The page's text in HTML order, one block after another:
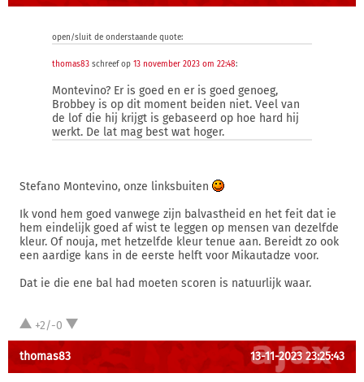
open/sluit de onderstaande quote:
thomas83 schreef op 13 november 2023 om 22:48:
Montevino? Er is goed en er is goed genoeg,
Brobbey is op dit moment beiden niet. Veel van
de lof die hij krijgt is gebaseerd op hoe hard hij
werkt. De lat mag best wat hoger.
Stefano Montevino, onze linksbuiten
Ik vond hem goed vanwege zijn balvastheid en het feit dat ie
hem eindelijk goed af wist te leggen op mensen van dezelfde
kleur. Of nouja, met hetzelfde kleur tenue aan. Bereidt zo ook
een aardige kans in de eerste helft voor Mikautadze voor.
Dat ie die ene bal had moeten scoren is natuurlijk waar.
+2/-0
thomas83 13-11-2023 23:25:43